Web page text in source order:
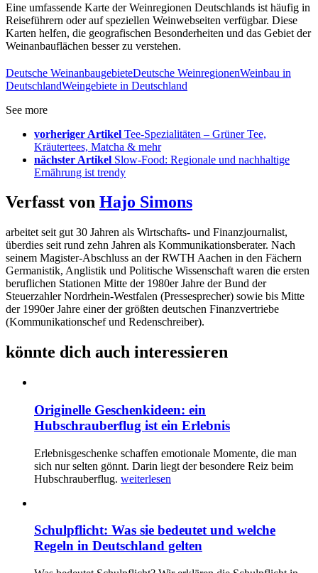
Eine umfassende Karte der Weinregionen Deutschlands ist häufig in
Reiseführern oder auf speziellen Weinwebseiten verfügbar. Diese
Karten helfen, die geografischen Besonderheiten und das Gebiet der
Weinanbauflächen besser zu verstehen.
Deutsche WeinanbaugebieteDeutsche WeinregionenWeinbau in
DeutschlandWeingebiete in Deutschland
See more
vorheriger Artikel Tee-Spezialitäten – Grüner Tee,
Kräutertees, Matcha & mehr
nächster Artikel Slow-Food: Regionale und nachhaltige
Ernährung ist trendy
Verfasst von Hajo Simons
arbeitet seit gut 30 Jahren als Wirtschafts- und Finanzjournalist,
überdies seit rund zehn Jahren als Kommunikationsberater. Nach
seinem Magister-Abschluss an der RWTH Aachen in den Fächern
Germanistik, Anglistik und Politische Wissenschaft waren die ersten
beruflichen Stationen Mitte der 1980er Jahre der Bund der
Steuerzahler Nordrhein-Westfalen (Pressesprecher) sowie bis Mitte
der 1990er Jahre einer der größten deutschen Finanzvertriebe
(Kommunikationschef und Redenschreiber).
könnte dich auch interessieren
Originelle Geschenkideen: ein
Hubschrauberflug ist ein Erlebnis
Erlebnisgeschenke schaffen emotionale Momente, die man
sich nur selten gönnt. Darin liegt der besondere Reiz beim
Hubschrauberflug. weiterlesen
Schulpflicht: Was sie bedeutet und welche
Regeln in Deutschland gelten